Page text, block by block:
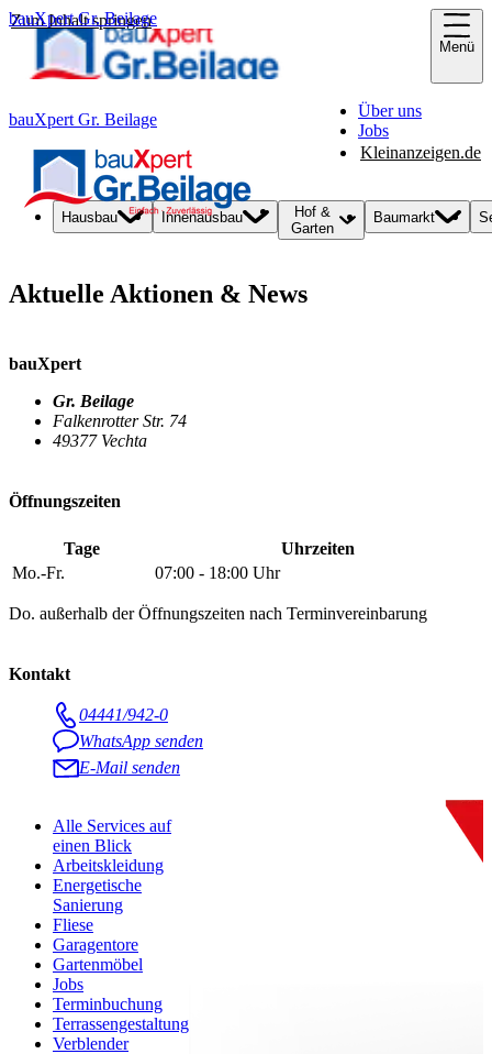
Zum Inhalt springen
bauXpert Gr. Beilage
Menü
bauXpert Gr. Beilage
Über uns
Jobs
Kleinanzeigen.de
Hausbau Innenausbau
Hof &
Garten
Baumarkt
Aktuelle Aktionen & News
bauXpert
Gr. Beilage
Falkenrotter Str. 74
49377 Vechta
Öffnungszeiten
Tage
Uhrzeiten
Mo.-Fr.
07:00 - 18:00 Uhr
Do. außerhalb der Öffnungszeiten nach Terminvereinbarung
Kontakt
04441/942-0
WhatsApp senden
E-Mail senden
Alle Services auf
einen Blick
Arbeitskleidung
Energetische
Sanierung
Fliese
Garagentore
Gartenmöbel
Jobs
Terminbuchung
Terrassengestaltung
Verblender